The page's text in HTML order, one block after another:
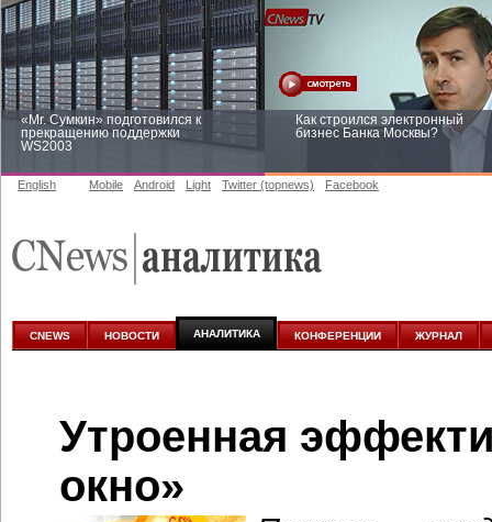
«Mr. Сумкин» подготовился к
прекращению поддержки
WS2003
Как строился электронный
бизнес Банка Москвы?
аналитике
English Mobile Android Light Twitter (topnews) Facebook
CNEWS НОВОСТИ АНАЛИТИКА КОНФЕРЕНЦИИ ЖУРНАЛ
Утроенная
окно»